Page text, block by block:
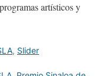
artísticos y
, Slider